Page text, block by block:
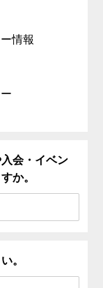
情報
会・イベン
か。
。